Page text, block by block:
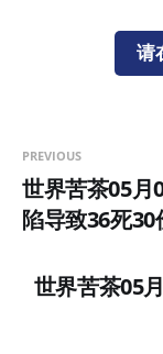
请
PREVIOUS
世界苦茶05
陷导致36死30
世界苦茶05